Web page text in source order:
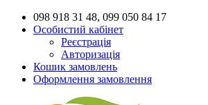
098 918 31 48, 099 050 84 17
Особистий кабінет
Реєстрація
Авторизація
Кошик замовлень
Оформлення замовлення